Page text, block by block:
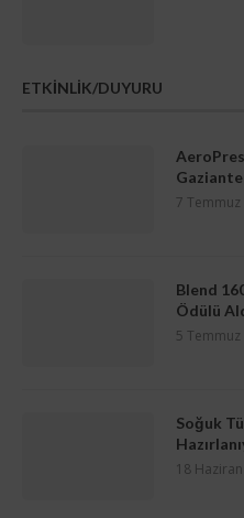
ETKİNLİK/DUYURU
7
Blend
Ödülü
5
Soğuk
18